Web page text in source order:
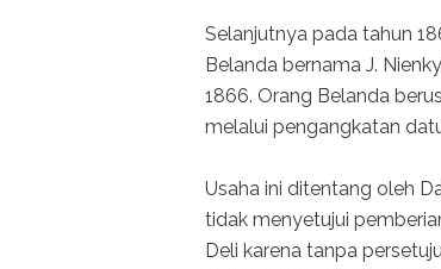
Selanjutnya pada tahun
Belanda bernama J.
1866. Orang Belanda
melalui pengangkatan
Usaha ini ditentang oleh
tidak menyetujui
Deli karena tanpa